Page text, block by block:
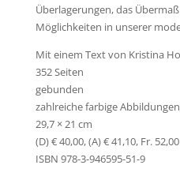
Überlagerungen, das
Möglichkeiten in unserer
Mit einem Text von Kristina
352 Seiten
gebunden
zahlreiche farbige Abbildungen
29,7 × 21 cm
(D) € 40,00, (A) € 41,10, Fr.
ISBN 978-3-946595-51-9